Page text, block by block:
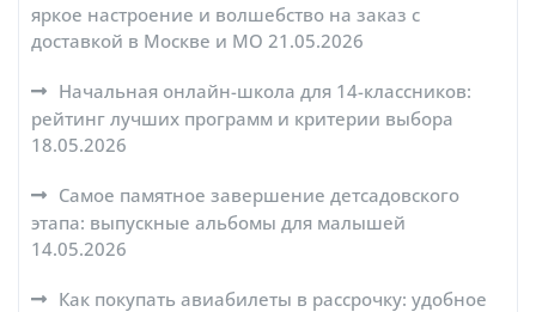
яркое настроение и волшебство на заказ с
доставкой в Москве и МО 21.05.2026
Начальная онлайн-школа для 14-классников:
рейтинг лучших программ и критерии выбора
18.05.2026
Самое памятное завершение детсадовского
этапа: выпускные альбомы для малышей
14.05.2026
Как покупать авиабилеты в рассрочку: удобное